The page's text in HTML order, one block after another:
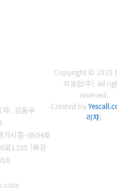
: 김동우
시흥-0504호
로1235 (목감
Copyright © 2025
지공업(주). All
reserved.
Created by
리자]